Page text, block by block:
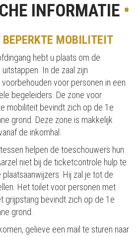
INFORMATIE •
BEPERKTE MOBILITEIT
hebt u plaats om de
In de zaal zijn
voor personen in een
begeleiders. De zone voor
mobiliteit bevindt zich op de 1e
grond. Deze zone is makkelijk
de inkomhal.
helpen de toeschouwers hun
niet bij de ticketcontrole hulp te
Hij zal je tot de
Het toilet voor personen met
grijpstang bevindt zich op de 1e
grond.
gelieve een mail te sturen naar